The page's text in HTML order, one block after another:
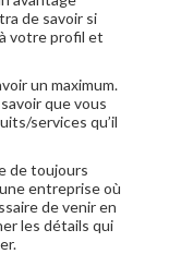
de savoir si
votre profil et
un maximum.
que vous
services qu’il
de toujours
entreprise où
de venir en
les détails qui